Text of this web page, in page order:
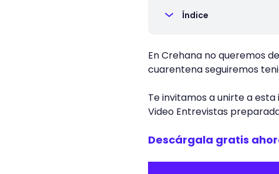
Índice
En Crehana no queremos
cuarentena seguiremos
Te invitamos a unirte a
Video Entrevistas
Descárgala gratis